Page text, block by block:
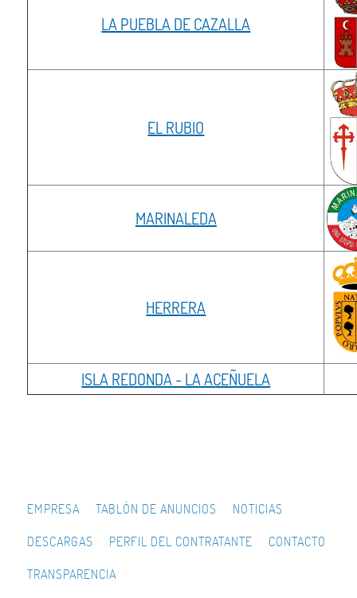
LA PUEBLA DE CAZALLA
EL RUBIO
MARINALEDA
HERRERA
ISLA REDONDA - LA ACEÑUELA
EMPRESA TABLÓN DE ANUNCIOS NOTICIAS
DESCARGAS PERFIL DEL CONTRATANTE CONTACTO
TRANSPARENCIA